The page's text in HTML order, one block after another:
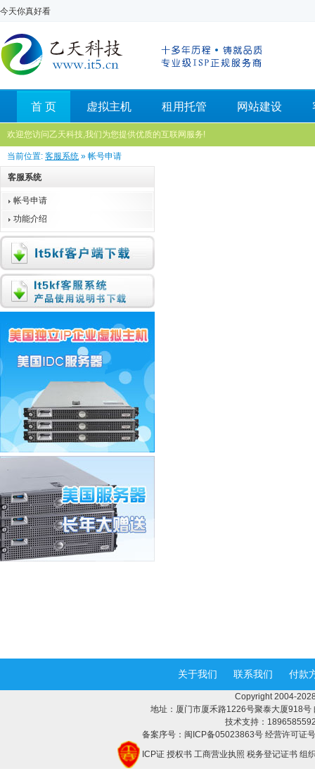
今天你真好看
首 页 虚拟主机 租用托管 网站建设
欢迎您访问乙天科技,我们为您提供优质的互联网服务!
当前位置: 客服系统 » 帐号申请
客服系统
帐号申请
功能介绍
关于我们 联系我们 付款
Copyright 2004-
地址：厦门市厦禾路1226号聚泰大厦918
技术支持：
备案序号：闽ICP备05023863号 经营许可证
ICP证 授权书 工商营业执照 税务登记证书 组